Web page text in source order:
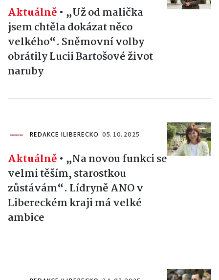
Aktuálně • „Už od malička
jsem chtěla dokázat něco
velkého“. Sněmovní volby
obrátily Lucii Bartošové život
naruby
REDAKCE ILIBERECKO 05. 10. 2025
Aktuálně • „Na novou funkci se
velmi těším, starostkou
zůstávám“. Lídryně ANO v
Libereckém kraji má velké
ambice